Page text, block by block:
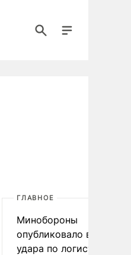
ГЛАВНОЕ
Минобороны
опубликовало видео
удара по